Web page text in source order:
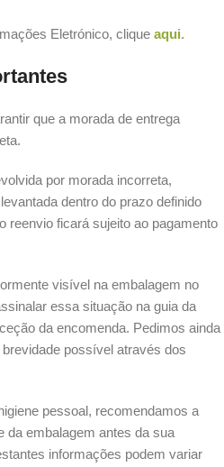
Eletrónico, clique aqui.
que a morada de entrega
por morada incorreta,
dentro do prazo definido
reenvio ficará sujeito ao pagamento
visível na embalagem no
essa situação na guia da
da encomenda. Pedimos ainda
possível através dos
pessoal, recomendamos a
da embalagem antes da sua
informações podem variar